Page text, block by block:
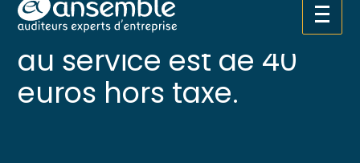
Aller
au
L’abonnement annuel
au service est de 40
euros hors taxe.